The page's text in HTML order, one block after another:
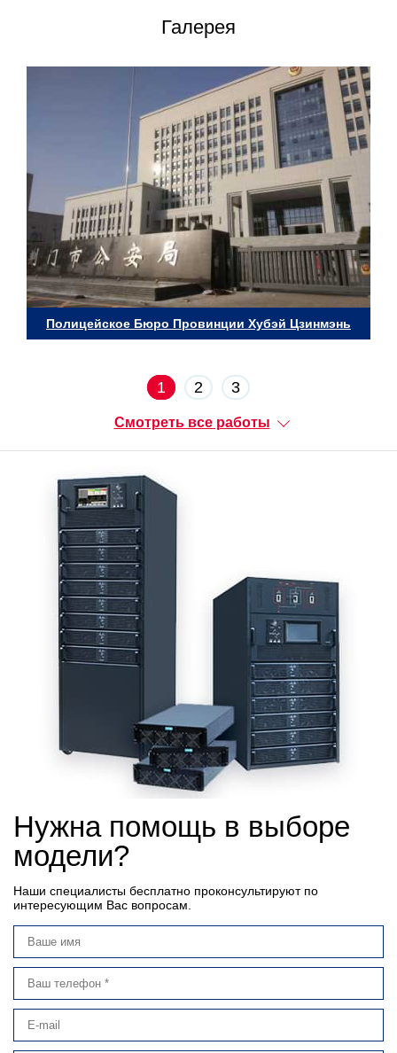
Галерея
Полицейское Бюро Провинции Хубэй Цзинмэнь
1 2 3
Смотреть все работы
Нужна помощь в выборе
модели?
Наши специалисты бесплатно проконсультируют по
интересующим Вас вопросам.